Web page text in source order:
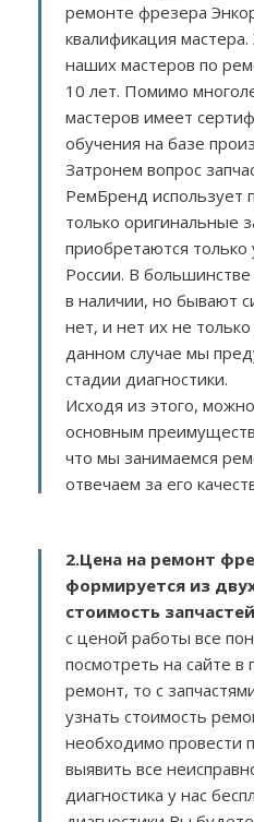
ремонте фрезера
квалификация
наших мастеров по
10 лет. Помимо
мастеров имеет
обучения на базе
Затронем вопрос
РемБренд использует
только оригинальные
приобретаются только
России. В большинстве
в наличии, но бывают
нет, и нет их не
данном случае мы
стадии диагностики.
Исходя из этого,
основным
что мы занимаемся
отвечаем за его
2.Цена на ремонт
формируется из
стоимость
с ценой работы все
посмотреть на сайте в
ремонт, то с
узнать стоимость
необходимо провести
выявить все
диагностика у нас